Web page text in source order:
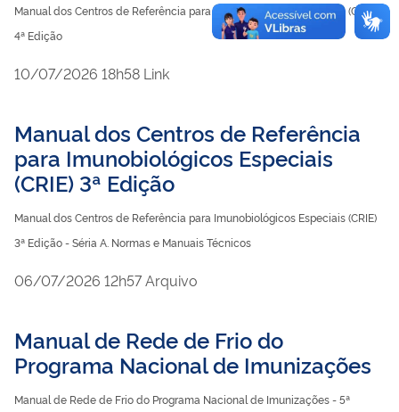
Manual dos Centros de Referência para Imunobiológicos Especiais (CRIE)
4ª Edição
publicado
10/07/2026 18h58 Link
Manual dos Centros de Referência
para Imunobiológicos Especiais
(CRIE) 3ª Edição
Manual dos Centros de Referência para Imunobiológicos Especiais (CRIE)
3ª Edição - Séria A. Normas e Manuais Técnicos
publicado
06/07/2026 12h57Arquivo
Manual de Rede de Frio do
Programa Nacional de Imunizações
Manual de Rede de Frio do Programa Nacional de Imunizações - 5ª